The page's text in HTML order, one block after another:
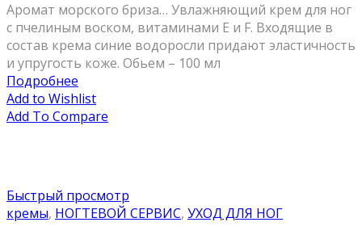
Аромат морского бриза… Увлажняющий крем для ног
с пчелиным воском, витаминами Е и F. Входящие в
состав крема синие водоросли придают эластичность
и упругость коже. Обьем – 100 мл
Подробнее
Add to Wishlist
Add To Compare
Быстрый просмотр
кремы, НОГТЕВОЙ СЕРВИС, УХОД ДЛЯ НОГ